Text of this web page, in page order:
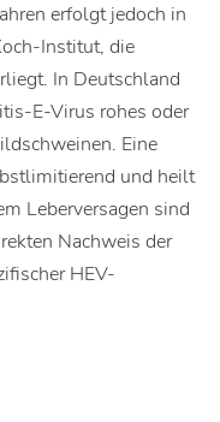
erfolgt jedoch in
Institut, die
In Deutschland
E-Virus rohes oder
Eine
und heilt
Leberversagen sind
Nachweis der
HEV-